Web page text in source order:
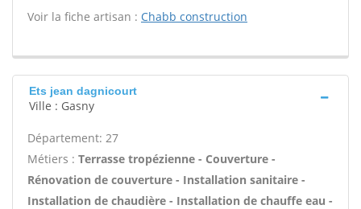
Voir la fiche artisan : Chabb construction
Ets jean dagnicourt
Ville : Gasny
Département: 27
Métiers : Terrasse tropézienne - Couverture -
Rénovation de couverture - Installation sanitaire -
Installation de chaudière - Installation de chauffe eau -